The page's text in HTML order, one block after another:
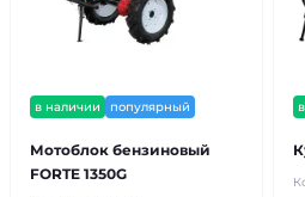
в наличии популярный
Мотоблок бензиновый
FORTE 1350G